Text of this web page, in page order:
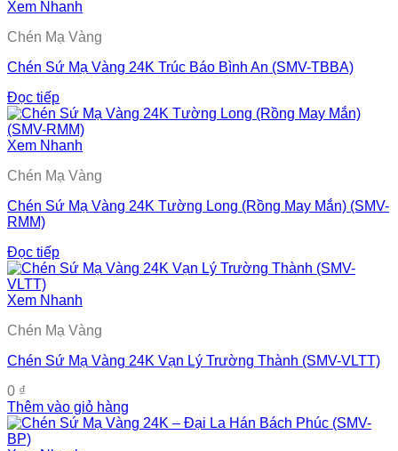
Xem Nhanh
Chén Mạ Vàng
Chén Sứ Mạ Vàng 24K Trúc Báo Bình An (SMV-TBBA)
Đọc tiếp
Xem Nhanh
Chén Mạ Vàng
Chén Sứ Mạ Vàng 24K Tường Long (Rồng May Mắn) (SMV-
RMM)
Đọc tiếp
Xem Nhanh
Chén Mạ Vàng
Chén Sứ Mạ Vàng 24K Vạn Lý Trường Thành (SMV-VLTT)
0 ₫
Thêm vào giỏ hàng